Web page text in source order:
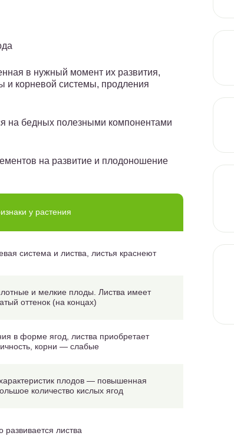
в нужный момент их развития,
и корневой системы, продления
на бедных полезными компонентами
на развитие и плодоношение
у растения
система и листва, листья краснеют
и мелкие плоды. Листва имеет
оттенок (на концах)
в форме ягод, листва приобретает
корни — слабые
плодов — повышенная
количество кислых ягод
развивается листва